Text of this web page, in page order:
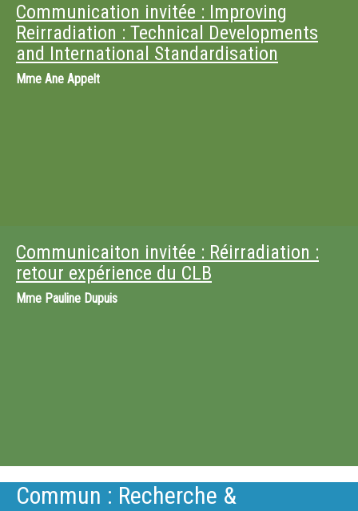
Communication invitée : Improving
Reirradiation : Technical Developments
and International Standardisation
Mme Ane Appelt
Communicaiton invitée : Réirradiation :
retour expérience du CLB
Mme Pauline Dupuis
Commun : Recherche &